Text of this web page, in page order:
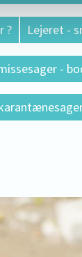
? Lejeret -
-